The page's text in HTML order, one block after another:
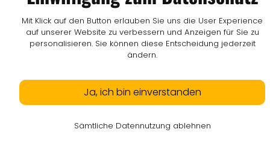
Mit Klick auf den Button erlauben Sie uns die User Experience
auf unserer Website zu verbessern und Anzeigen für Sie zu
personalisieren. Sie können diese Entscheidung jederzeit
ändern.
Ja, ich bin einverstanden
Sämtliche Datennutzung ablehnen